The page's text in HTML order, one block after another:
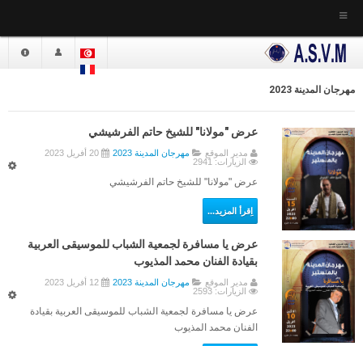
إستقبال
أخبار الجمعية
التعريف بالجمعية
القـانون الأساسي
النظام الداخلي
دار الشـرع - مقر الجمعية
المكتبـــة
الدراســات
أعضــاء الهيئة المديرة
الهيئة الحالية
مهرجان المدينة 2023
عرض "مولانا" للشيخ حاتم الفرشيشي
مدير الموقع مهرجان المدينة 2023
20 أفريل 2023
الزيارات: 2941
عرض "مولانا" للشيخ حاتم الفرشيشي
اِقرأ المزيد...
عرض يا مسافرة لجمعية الشباب للموسيقى العربية
بقيادة الفنان محمد المذيوب
مدير الموقع مهرجان المدينة 2023
12 أفريل 2023
الزيارات: 2593
عرض يا مسافرة لجمعية الشباب للموسيقى العربية بقيادة
الفنان محمد المذيوب